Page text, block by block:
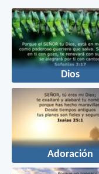
Dios
Adoración